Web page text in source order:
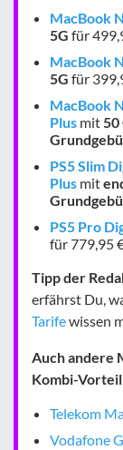
MacBook
5G für
MacBook
5G für
MacBook
Plus mit50
PS5 Slim
Plus mit
PS5 Pro
für 779,95
Tipp der
erfährst Du,
Tarifewissen
Auch andere
Kombi-
Telekom
Vodafone